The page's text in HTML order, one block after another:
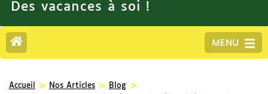
Des vacances à soi !
MENU
Accueil > Nos Articles > Blog >